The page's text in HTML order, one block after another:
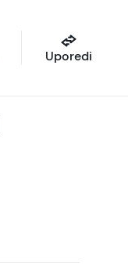
Uporedi